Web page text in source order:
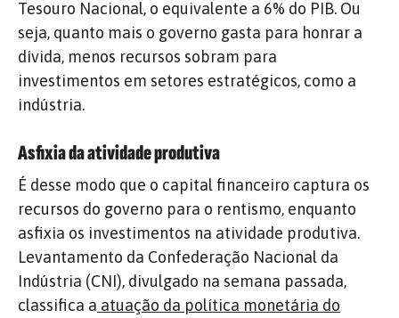
Tesouro Nacional, o equivalente a 6% do PIB. Ou
seja, quanto mais o governo gasta para honrar a
dívida, menos recursos sobram para
investimentos em setores estratégicos, como a
indústria.
Asfixia da atividade produtiva
É desse modo que o capital financeiro captura os
recursos do governo para o rentismo, enquanto
asfixia os investimentos na atividade produtiva.
Levantamento da Confederação Nacional da
Indústria (CNI), divulgado na semana passada,
classifica a atuação da política monetária do